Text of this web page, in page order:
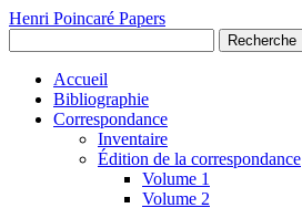
Henri Poincaré Papers
Recherche
Accueil
Bibliographie
Correspondance
Inventaire
Édition de la correspondance
Volume 1
Volume 2